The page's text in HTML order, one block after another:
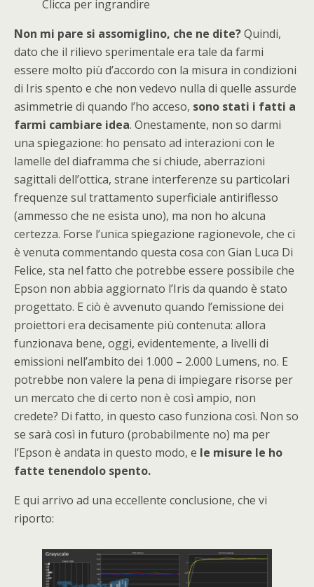
Clicca per ingrandire
Non mi pare si assomiglino, che ne dite?Quindi,
dato che il rilievo sperimentale era tale da farmi
essere molto più d’accordo con la misura in condizioni
di Iris spento e che non vedevo nulla di quelle assurde
asimmetrie di quando l’ho acceso, sono stati i fatti a
farmi cambiare idea. Onestamente, non so darmi
una spiegazione: ho pensato ad interazioni con le
lamelle del diaframma che si chiude, aberrazioni
sagittali dell’ottica, strane interferenze su particolari
frequenze sul trattamento superficiale antiriflesso
(ammesso che ne esista uno), ma non ho alcuna
certezza. Forse l’unica spiegazione ragionevole, che ci
è venuta commentando questa cosa con Gian Luca Di
Felice, sta nel fatto che potrebbe essere possibile che
Epson non abbia aggiornato l’Iris da quando è stato
progettato. E ciò è avvenuto quando l’emissione dei
proiettori era decisamente più contenuta: allora
funzionava bene, oggi, evidentemente, a livelli di
emissioni nell’ambito dei 1.000 – 2.000 Lumens, no. E
potrebbe non valere la pena di impiegare risorse per
un mercato che di certo non è così ampio, non
credete? Di fatto, in questo caso funziona così. Non so
se sarà così in futuro (probabilmente no) ma per
l’Epson è andata in questo modo, e le misure le ho
fatte tenendolo spento.
E qui arrivo ad una eccellente conclusione, che vi
riporto: